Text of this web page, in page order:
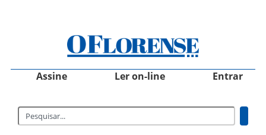
Assine Ler on-line Entrar